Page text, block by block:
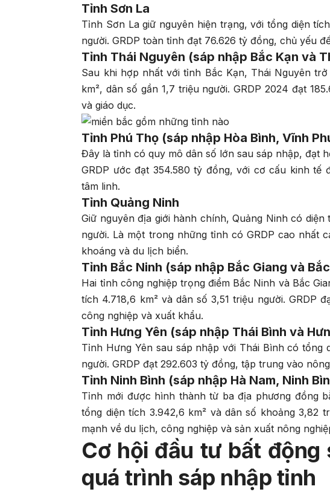
Tỉnh Sơn La
Tỉnh Sơn La giữ nguyên hiện trạng, với tổng diện
người. GRDP toàn tỉnh đạt 76.626 tỷ đồng, chủ yếu
Tỉnh Thái Nguyên (sáp nhập Bắc Kạn và
Sau khi hợp nhất với tỉnh Bắc Kạn, Thái Nguyên
km², dân số gần 1,7 triệu người. GRDP 2024 đạt
và giáo dục.
Tỉnh Phú Thọ (sáp nhập Hòa Bình, Vĩnh
Đây là tỉnh có quy mô dân số lớn sau sáp nhập, đạt
GRDP ước đạt 354.580 tỷ đồng, với cơ cấu kinh tế
tâm linh.
Tỉnh Quảng Ninh
Giữ nguyên địa giới hành chính, Quảng Ninh có
người. Là một trong những tỉnh có GRDP cao nhất
khoáng và du lịch biển.
Tỉnh Bắc Ninh (sáp nhập Bắc Giang và
Hai tỉnh công nghiệp trọng điểm Bắc Ninh và Bắc
tích 4.718,6 km² và dân số 3,51 triệu người. GRDP
công nghiệp và xuất khẩu.
Tỉnh Hưng Yên (sáp nhập Thái Bình và
Tỉnh Hưng Yên sau sáp nhập với Thái Bình có tổng
người. GRDP đạt 292.603 tỷ đồng, tập trung vào
Tỉnh Ninh Bình (sáp nhập Hà Nam, Ninh
Tỉnh mới được hình thành từ ba địa phương đồng
tổng diện tích 3.942,6 km² và dân số khoảng 3,82
mạnh về du lịch, công nghiệp và sản xuất nông
Cơ hội đầu tư bất động
quá trình sáp nhập tỉnh